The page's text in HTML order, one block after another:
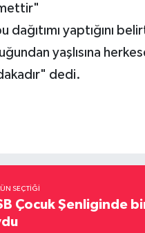
yaptığını
yaşlısına
dedi.
SEÇTIĞI
Çocuk Şenliginde